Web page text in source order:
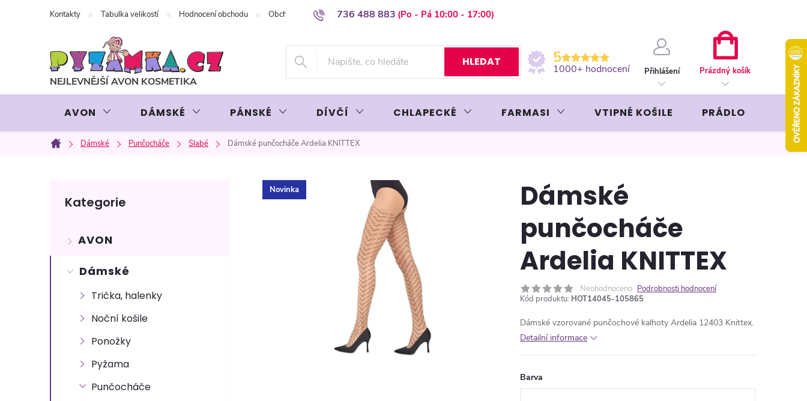
736 488 883
Kontakty Tabulka velikostí Hodnocení obchodu Obchodní podmínky Podmínky ochrany osobních údajů
HLEDAT 5
1000+ hodnocení Přihlášení
KOŠÍK
Prázdný košík
AVON DÁMSKÉ PÁNSKÉ DÍVČÍ CHLAPECKÉ FARMASI VTIPNÉ KOŠILE PRÁDLO
Domů
Dámské Punčocháče Slabé Dámské punčocháče Ardelia KNITTEX
s
kategorie
Kategorie
AVON
Dámské
Trička, halenky
Noční košile
Ponožky
Pyžama
Punčocháče
Novinka
Dámské
punčocháče
Ardelia KNITTEX
Neohodnoceno Podrobnosti hodnocení
Kód produktu: HOT14045-105865
Dámské vzorované punčochové kalhoty Ardelia 12403 Knittex.
Detailní informace
Barva